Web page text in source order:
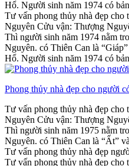
Hổ. Người sinh năm 1974 có
Tư vấn phong thủy nhà đẹp cho
Nguyên Cửu vận: Thượng
Thì người sinh năm 1974 nằm
Nguyên. có Thiên Can là
Hổ. Người sinh năm 1974 có
Phong thủy nhà đẹp cho người
Tư vấn phong thủy nhà đẹp cho
Nguyên Cửu vận: Thượng
Thì người sinh năm 1975 nằm
Nguyên. có Thiên Can là “Ất”
Tư vấn phong thủy nhà đẹp
Tư vấn phong thủy nhà đẹp cho